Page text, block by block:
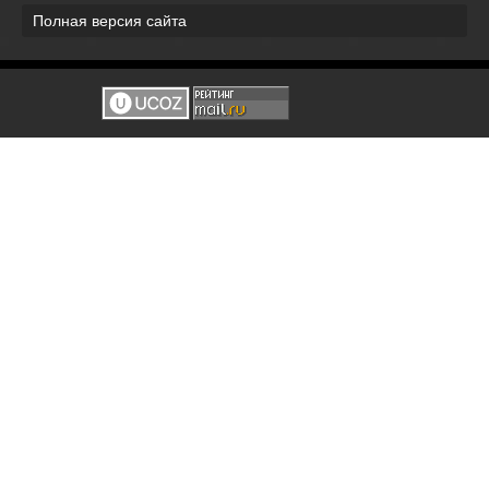
Полная версия сайта